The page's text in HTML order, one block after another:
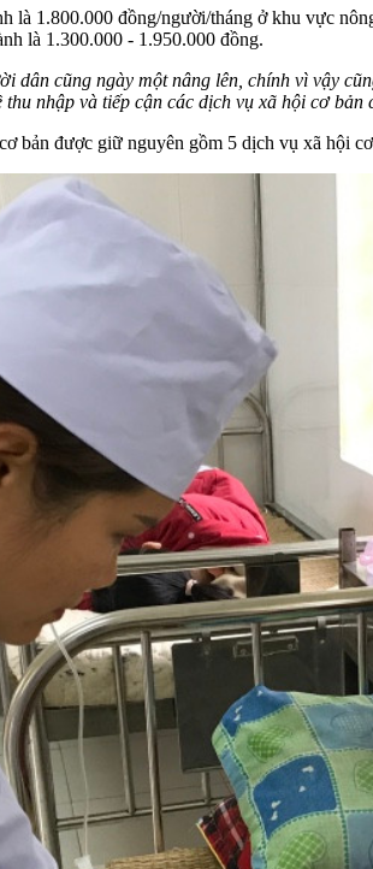
1.800.000 đồng/người/tháng ở khu vực
là 1.300.000 - 1.950.000 đồng.
dân cũng ngày một nâng lên, chính vì vậy
nhập và tiếp cận các dịch vụ xã hội cơ
bản được giữ nguyên gồm 5 dịch vụ xã hội